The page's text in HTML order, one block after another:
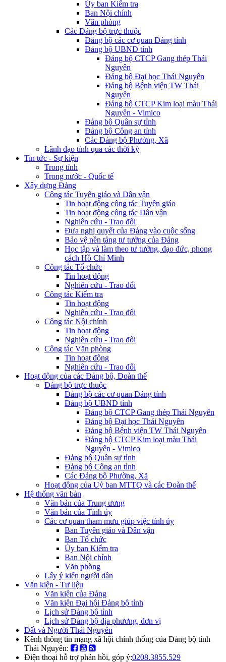
Ủy ban Kiểm tra
Ban Nội chính
Văn phòng
Các Đảng bộ trực thuộc
Đảng bộ các cơ quan Đảng tỉnh
Đảng bộ UBND tỉnh
Đảng bộ CTCP Gang thép Thái
Nguyên
Đảng bộ Đại học Thái Nguyên
Đảng bộ Bệnh viện TW Thái
Nguyên
Đảng bộ CTCP Kim loại màu Thái
Nguyên - Vimico
Đảng bộ Quân sự tỉnh
Đảng bộ Công an tỉnh
Các Đảng bộ Phường, Xã
Lãnh đạo tỉnh qua các thời kỳ
Tin tức - Sự kiện
Trong tỉnh
Trong nước - Quốc tế
Xây dựng Đảng
Công tác Tuyên giáo và Dân vận
Tin hoạt động công tác Tuyên giáo
Tin hoạt động công tác Dân vận
Nghiên cứu - Trao đổi
Đưa nghị quyết của Đảng vào cuộc sống
Bảo vệ nền tảng tư tưởng của Đảng
Học tập và làm theo tư tưởng, đạo đức, phong
cách Hồ Chí Minh
Công tác Tổ chức
Tin hoạt động
Nghiên cứu - Trao đổi
Công tác Kiểm tra
Tin hoạt động
Nghiên cứu - Trao đổi
Công tác Nội chính
Tin hoạt động
Nghiên cứu - Trao đổi
Công tác Văn phòng
Tin hoạt động
Nghiên cứu - Trao đổi
Hoạt động của các Đảng bộ, Đoàn thể
Đảng bộ trực thuộc
Đảng bộ các cơ quan Đảng tỉnh
Đảng bộ UBND tỉnh
Đảng bộ CTCP Gang thép Thái Nguyên
Đảng bộ Đại học Thái Nguyên
Đảng bộ Bệnh viện TW Thái Nguyên
Đảng bộ CTCP Kim loại màu Thái
Nguyên - Vimico
Đảng bộ Quân sự tỉnh
Đảng bộ Công an tỉnh
Các Đảng bộ Phường, Xã
Hoạt động của Uỷ ban MTTQ và các Đoàn thể
Hệ thống văn bản
Văn bản của Trung ương
Văn bản của Tỉnh ủy
Các cơ quan tham mưu giúp việc tỉnh ủy
Ban Tuyên giáo và Dân vận
Ban Tổ chức
Ủy ban Kiểm tra
Ban Nội chính
Văn phòng
Lấy ý kiến người dân
Văn kiện - Tư liệu
Văn kiện của Đảng
Văn kiện Đại hội Đảng bộ tỉnh
Lịch sử Đảng bộ tỉnh
Lịch sử Đảng bộ địa phương, đơn vị
Đất và Người Thái Nguyên
Kênh thông tin mạng xã hội chính thống của Đảng bộ tỉnh
Thái Nguyên:
Điện thoại hỗ trợ phản hồi, góp ý:0208.3855.529